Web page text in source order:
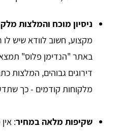
ניסיון מוכח והמלצות
מקצוע, חשוב לוודא שיש לו
באתר "הנדימן פלוס"
דירוגים גבוהים, המלצות
מלקוחות קודמים - כך
שקיפות מלאה במחיר: